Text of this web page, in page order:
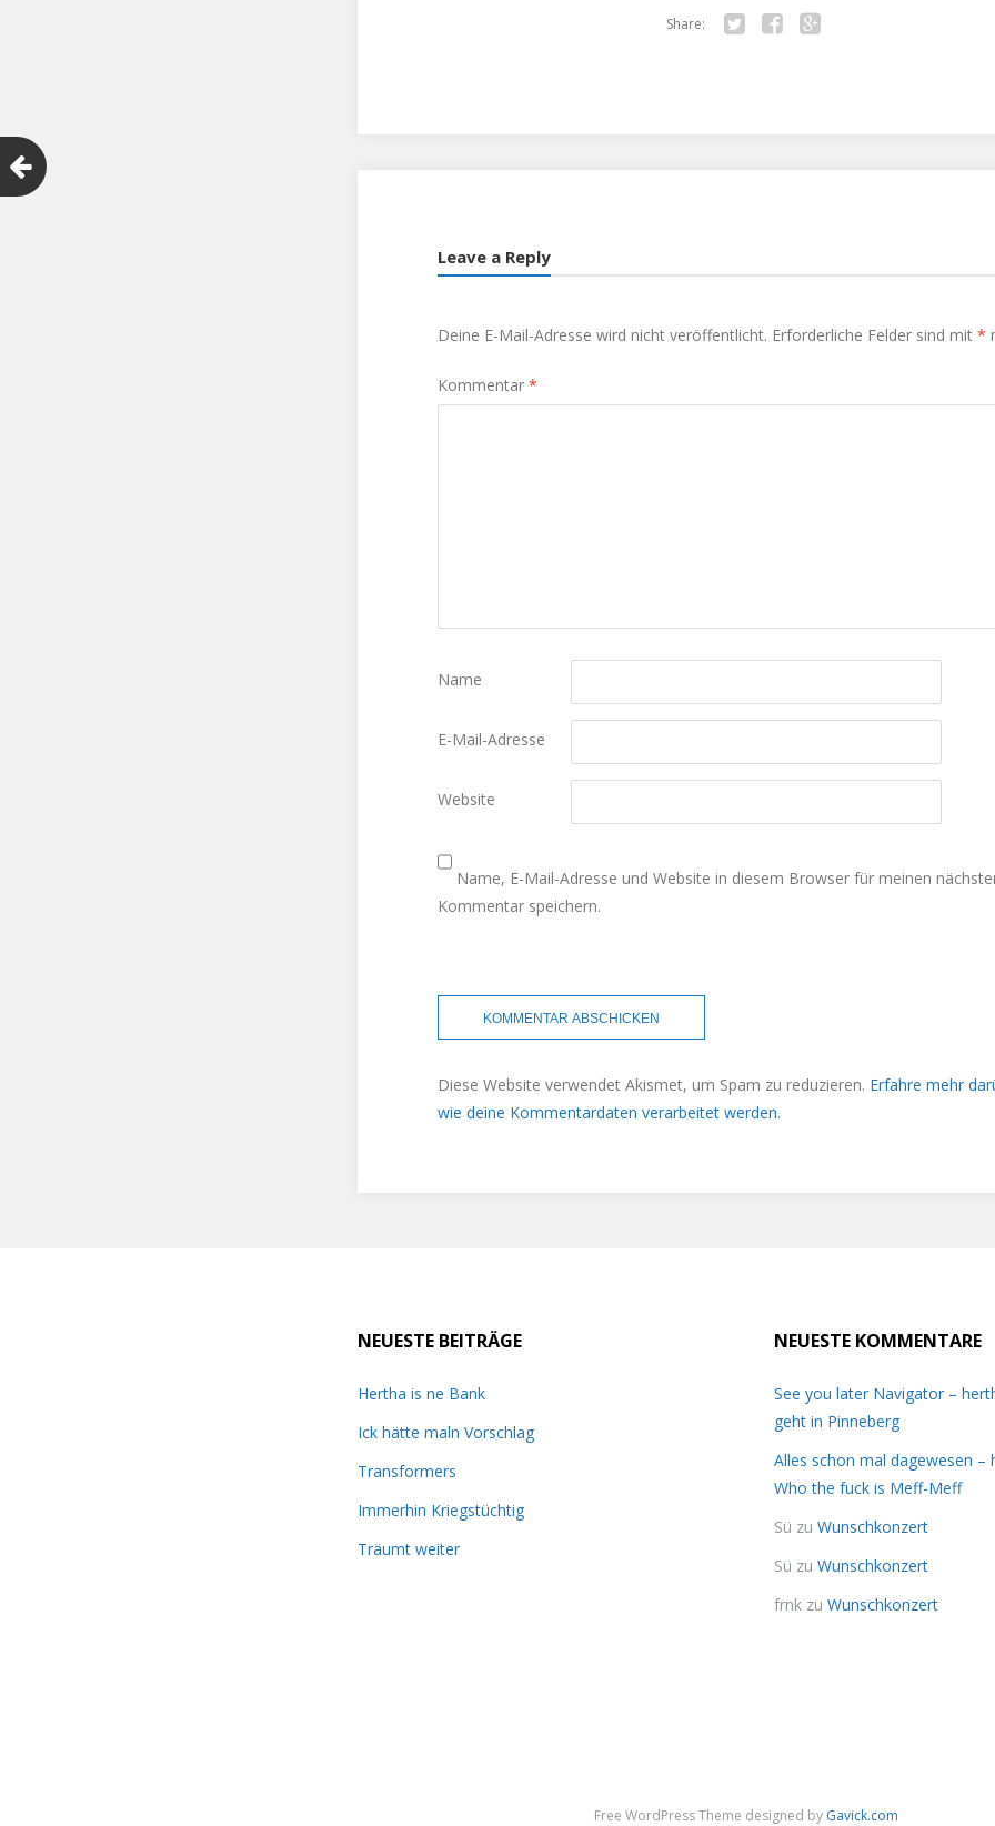
Share:
Leave a Reply
Deine E-Mail-Adresse wird nicht veröffentlicht. Erforderliche Felder sind mit *
Kommentar *
Name
E-Mail-Adresse
Website
Name, E-Mail-Adresse und Website in diesem Browser für meinen
Kommentar speichern.
Diese Website verwendet Akismet, um Spam zu reduzieren. Erfahre mehr
wie deine Kommentardaten verarbeitet werden.
NEUESTE BEITRÄGE
Hertha is ne Bank
Ick hätte maln Vorschlag
Transformers
Immerhin Kriegstüchtig
Träumt weiter
NEUESTE KOMMENTARE
See you later Navigator –
geht in Pinneberg
Alles schon mal dagewesen –
Who the fuck is Meff-Meff
Sü zu Wunschkonzert
Sü zu Wunschkonzert
frnk zu Wunschkonzert
Free WordPress Theme designed by Gavick.com